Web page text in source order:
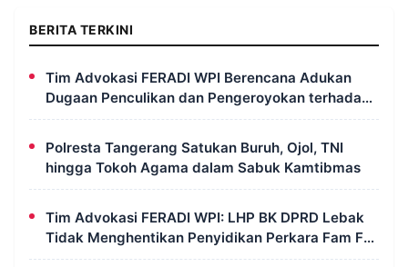
BERITA TERKINI
Tim Advokasi FERADI WPI Berencana Adukan
Dugaan Penculikan dan Pengeroyokan terhadap
UUN ke Komisi III DPR RI, LPSK, dan Kompolnas
Polresta Tangerang Satukan Buruh, Ojol, TNI
hingga Tokoh Agama dalam Sabuk Kamtibmas
Tim Advokasi FERADI WPI: LHP BK DPRD Lebak
Tidak Menghentikan Penyidikan Perkara Fam Fuk
Tjhong Alias Pak Uun